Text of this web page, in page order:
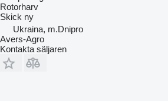
Rotorharv
Skick ny
Ukraina, m.Dnipro
Avers-Agro
Kontakta säljaren